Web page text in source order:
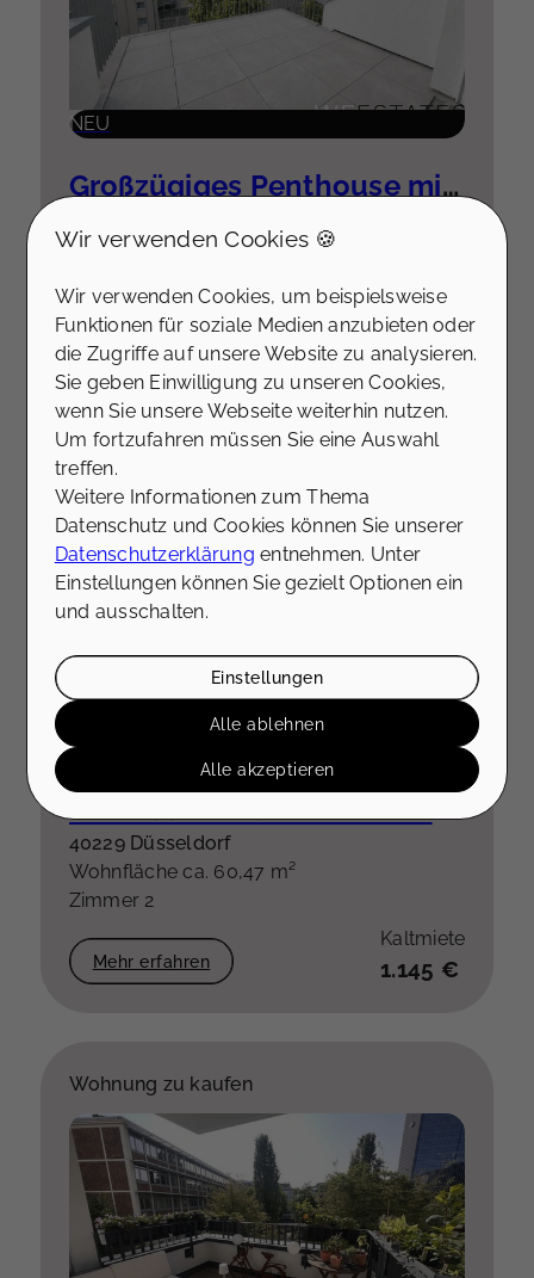
NEU
Großzügiges Penthouse mit besonderem Grundriss & hochwertiger Einbauküche plus Stellplatz
Wohnfläche ca. 82,01 m²
Mehr erfahren
Kaltmiete
1.480 €
Wohnung zu mieten
NEU
40229 Düsseldorf
Wohnfläche ca. 60,47 m²
Zimmer 2
Mehr erfahren
Kaltmiete
1.145 €
Wohnung zu kaufen
Wir verwenden Cookies 🍪
Wir verwenden Cookies, um beispielsweise
Funktionen für soziale Medien anzubieten oder
die Zugriffe auf unsere Website zu analysieren.
Sie geben Einwilligung zu unseren Cookies,
wenn Sie unsere Webseite weiterhin nutzen.
Um fortzufahren müssen Sie eine Auswahl
treffen.
Weitere Informationen zum Thema
Datenschutz und Cookies können Sie unserer
Datenschutzerklärung entnehmen. Unter
Einstellungen können Sie gezielt Optionen ein
und ausschalten.
Einstellungen
Alle ablehnen
Alle akzeptieren